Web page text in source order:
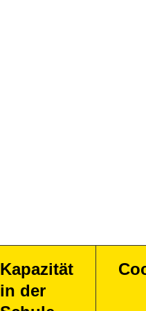
Kapazität
in der